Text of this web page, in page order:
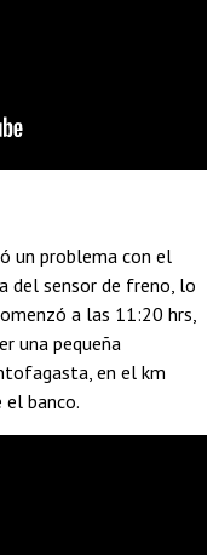
un problema con el
del sensor de freno, lo
a las 11:20 hrs,
una pequeña
en el km
banco.